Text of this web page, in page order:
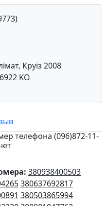
Круїз 2008
KO
телефона (096)872-11-
380938400503
380637692817
380503865994